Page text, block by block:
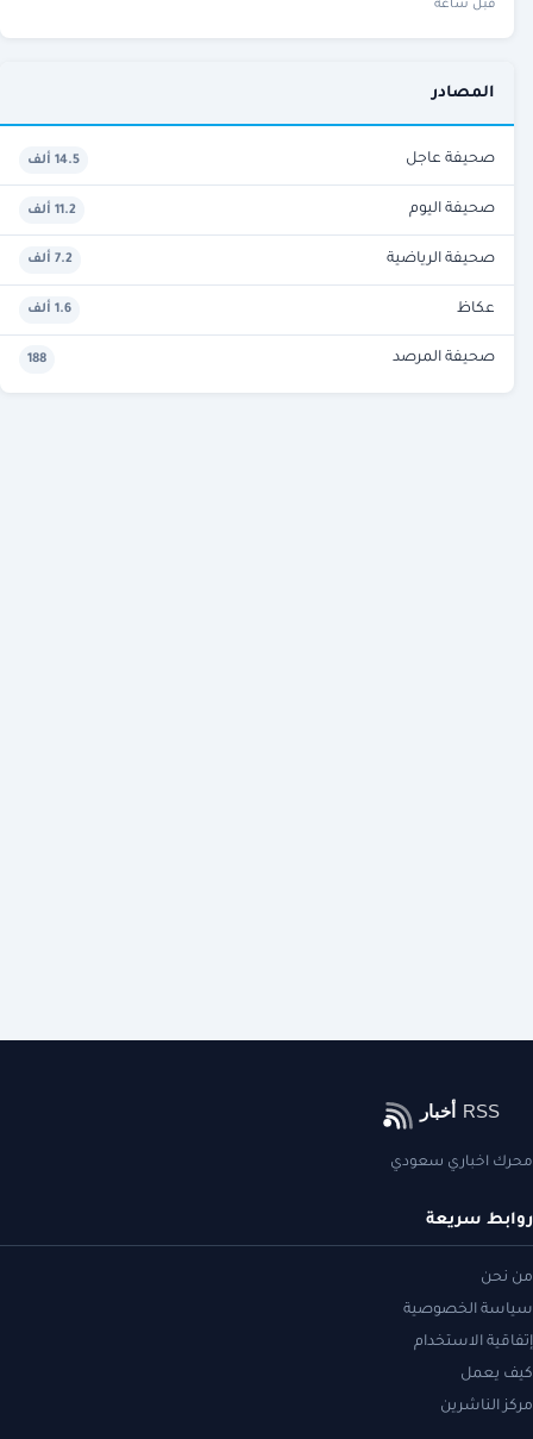
قبل ساعة
المصادر
صحيفة عاجل 14.5 ألف
صحيفة اليوم 11.2 ألف
صحيفة الرياضية 7.2 ألف
عكاظ 1.6 ألف
صحيفة المرصد 188
محرك اخباري سعودي
روابط سريعة
من نحن
سياسة الخصوصية
إتفاقية الاستخدام
كيف يعمل
مركز الناشرين